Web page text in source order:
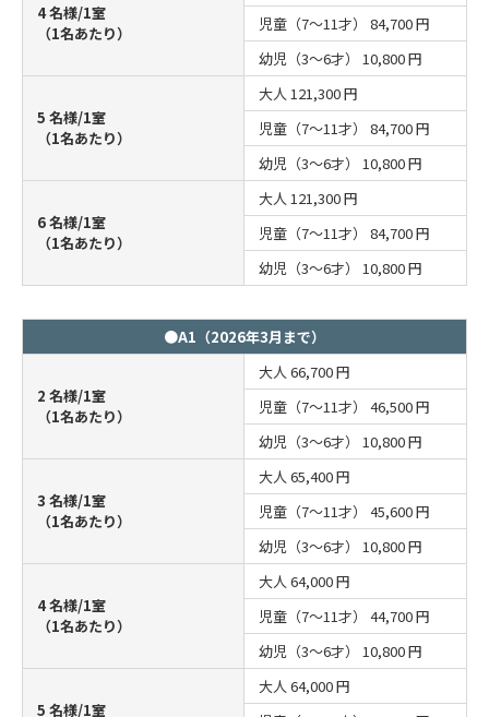
4 名様/1室
（1名あたり）
児童（7～11才） 84,700 円
幼児（3～6才） 10,800 円
5 名様/1室
（1名あたり）
大人 121,300 円
児童（7～11才） 84,700 円
幼児（3～6才） 10,800 円
6 名様/1室
（1名あたり）
大人 121,300 円
児童（7～11才） 84,700 円
幼児（3～6才） 10,800 円
●A1（2026年3月まで）
2 名様/1室
（1名あたり）
大人 66,700 円
児童（7～11才） 46,500 円
幼児（3～6才） 10,800 円
3 名様/1室
（1名あたり）
大人 65,400 円
児童（7～11才） 45,600 円
幼児（3～6才） 10,800 円
4 名様/1室
（1名あたり）
大人 64,000 円
児童（7～11才） 44,700 円
幼児（3～6才） 10,800 円
5 名様/1室
大人 64,000 円